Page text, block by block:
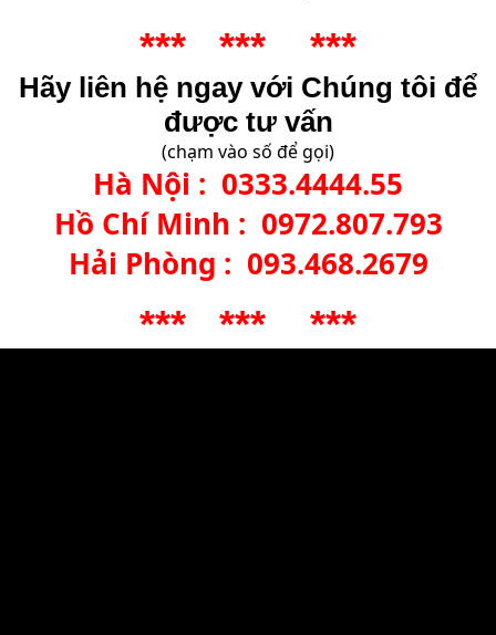
*** *** ***
Hãy liên hệ ngay với Chúng tôi để
được tư vấn
(chạm vào số để gọi)
Hà Nội : 0333.4444.55
Hồ Chí Minh : 0972.807.793
Hải Phòng : 093.468.2679
*** *** ***